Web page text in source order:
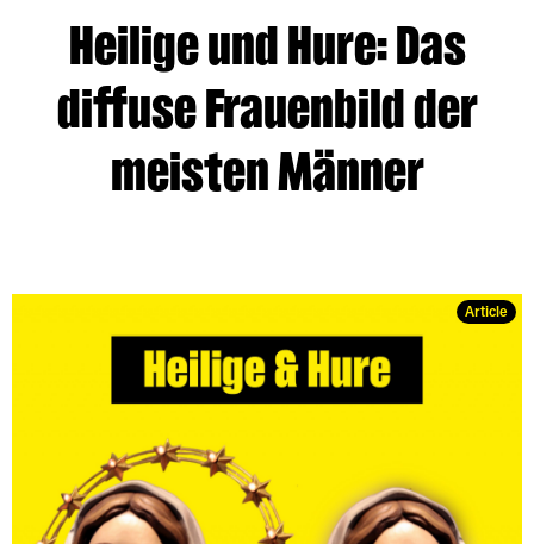
Article
Heilige und Hure: Das
diffuse Frauenbild der
meisten Männer